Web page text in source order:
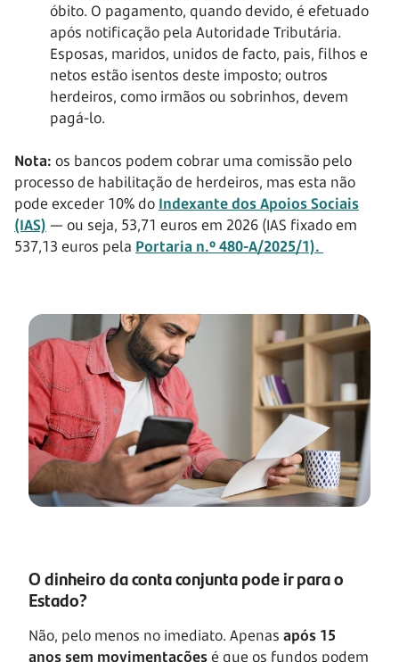
óbito. O pagamento, quando devido, é efetuado
após notificação pela Autoridade Tributária.
Esposas, maridos, unidos de facto, pais, filhos e
netos estão isentos deste imposto; outros
herdeiros, como irmãos ou sobrinhos, devem
pagá-lo.
Nota: os bancos podem cobrar uma comissão pelo
processo de habilitação de herdeiros, mas esta não
pode exceder 10% do Indexante dos Apoios Sociais
(IAS) — ou seja, 53,71 euros em 2026 (IAS fixado em
537,13 euros pela Portaria n.º 480-A/2025/1).
O dinheiro da conta conjunta pode ir para o
Estado?
Não, pelo menos no imediato. Apenas após 15
anos sem movimentaçõesé que os fundos podem